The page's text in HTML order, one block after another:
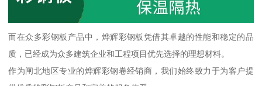
而在众多彩钢板产品中，烨辉彩钢板凭借其卓越的性能和稳定的品
质，已经成为众多建筑企业和工程项目优先选择的理想材料。
作为闸北地区专业的烨辉彩钢卷经销商，我们始终致力于为客户提